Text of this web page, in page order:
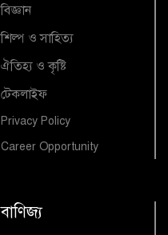
বিজ্ঞান
শিল্প ও সাহিত্য
ঐতিহ্য ও কৃষ্টি
টেকলাইফ
Privacy Policy
Career Opportunity
বাণিজ্য